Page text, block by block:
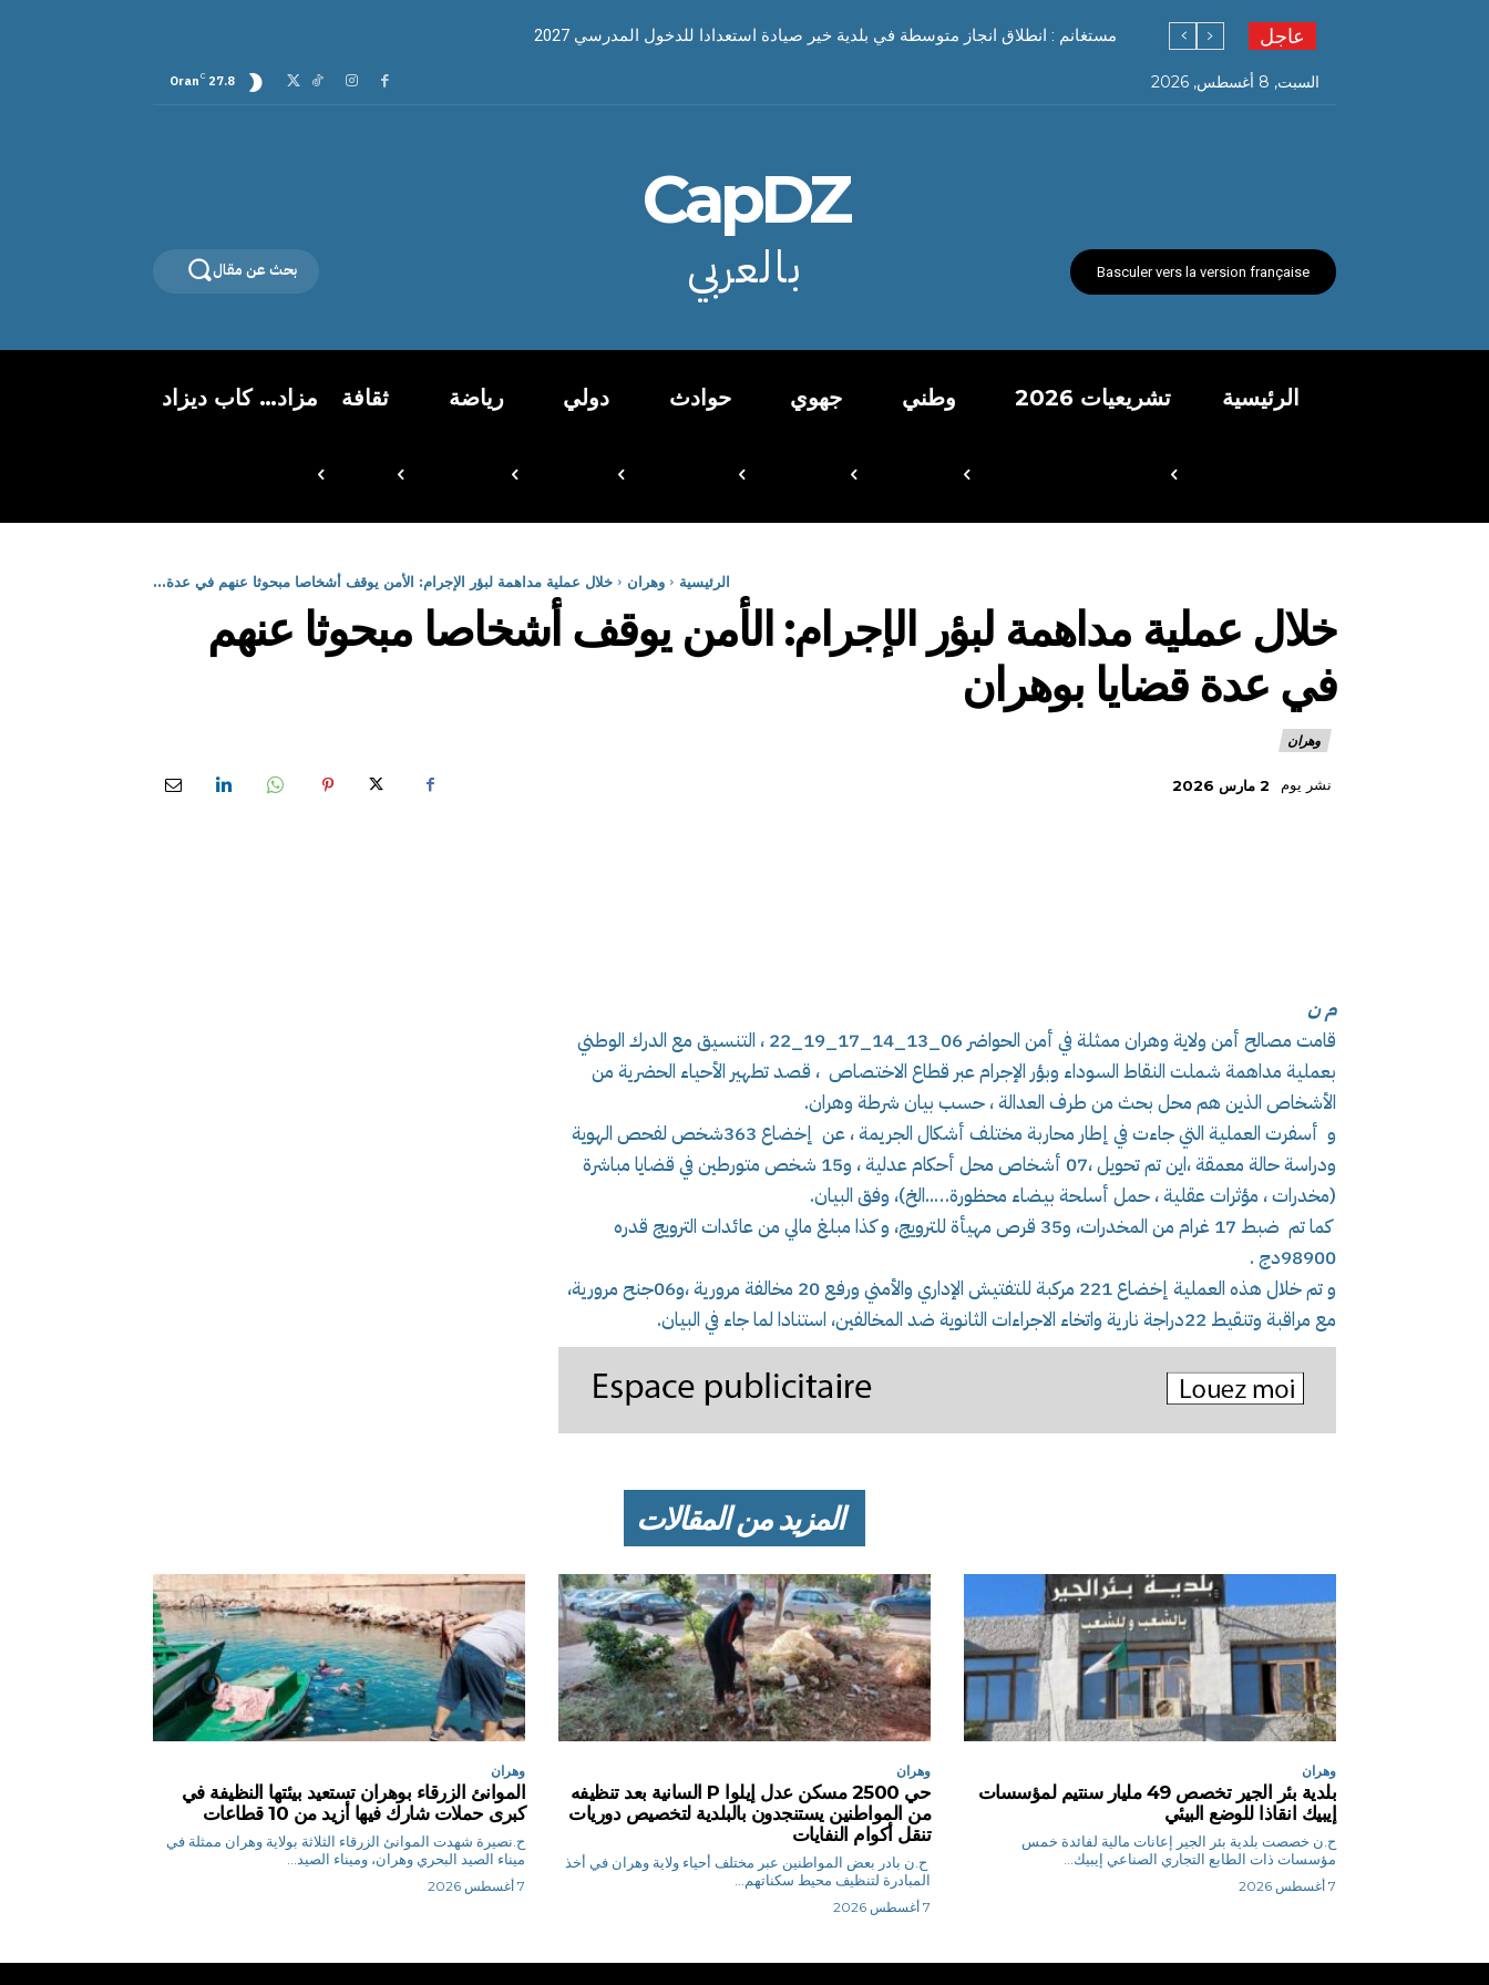
عاجل مستغانم : انطلاق انجاز متوسطة في بلدية خير صيادة استعدادا للدخول المدرسي 2027
السبت, 8 أغسطس, 2026 27.8
C
Oran
Basculer vers la version française
CapDZ
بالعربي بحث عن مقال
الرئيسية تشريعيات 2026 وطني جهوي حوادث دولي رياضة ثقافة مزاد… كاب ديزاد
الرئيسية وهران خلال عملية مداهمة لبؤر الإجرام: الأمن يوقف أشخاصا مبحوثا عنهم في عدة...
خلال عملية مداهمة لبؤر الإجرام: الأمن يوقف أشخاصا مبحوثا عنهم
في عدة قضايا بوهران
وهران
نشر يوم 2 مارس 2026
م ن
قامت مصالح أمن ولاية وهران ممثلة في أمن الحواضر 06_13_14_17_19_22 ، التنسيق مع الدرك الوطني
بعملية مداهمة شملت النقاط السوداء وبؤر الإجرام عبر قطاع الاختصاص ، قصد تطهير الأحياء الحضرية من
الأشخاص الذين هم محل بحث من طرف العدالة ، حسب بيان شرطة وهران.
و أسفرت العملية التي جاءت في إطار محاربة مختلف أشكال الجريمة ، عن إخضاع 363شخص لفحص الهوية
ودراسة حالة معمقة ،اين تم تحويل ،07 أشخاص محل أحكام عدلية ، و15 شخص متورطين في قضايا مباشرة
(مخدرات ، مؤثرات عقلية ، حمل أسلحة بيضاء محظورة…..الخ)، وفق البيان.
كما تم ضبط 17 غرام من المخدرات، و35 قرص مهيأة للترويج، و كذا مبلغ مالي من عائدات الترويج قدره
98900دج .
و تم خلال هذه العملية إخضاع 221 مركبة للتفتيش الإداري والأمني ورفع 20 مخالفة مرورية ،و06جنح مرورية،
مع مراقبة وتنقيط 22دراجة نارية واتخاء الاجراءات الثانوية ضد المخالفين، استنادا لما جاء في البيان.
المزيد من المقالات
وهران
بلدية بئر الجير تخصص 49 مليار سنتيم لمؤسسات
إيبيك انقاذا للوضع البيئي
ح.ن خصصت بلدية بئر الجير إعانات مالية لفائدة خمس
مؤسسات ذات الطابع التجاري الصناعي إيبيك...
7 أغسطس 2026
وهران
حي 2500 مسكن عدل إيلوا P السانية بعد تنظيفه
من المواطنين يستنجدون بالبلدية لتخصيص دوريات
تنقل أكوام النفايات
ح.ن بادر بعض المواطنين عبر مختلف أحياء ولاية وهران في أخذ
المبادرة لتنظيف محيط سكناتهم...
7 أغسطس 2026
وهران
الموانئ الزرقاء بوهران تستعيد بيئتها النظيفة في
كبرى حملات شارك فيها أزيد من 10 قطاعات
ح.نصيرة شهدت الموانئ الزرقاء الثلاثة بولاية وهران ممثلة في
ميناء الصيد البحري وهران، وميناء الصيد...
7 أغسطس 2026